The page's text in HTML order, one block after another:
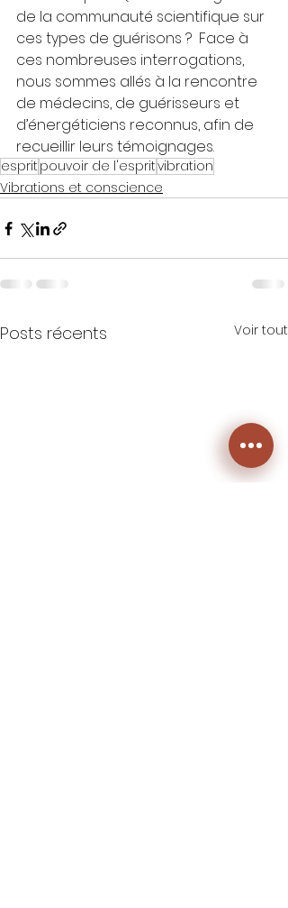
de la communauté scientifique sur
ces types de guérisons ?  Face à
ces nombreuses interrogations,
nous sommes allés à la rencontre
de médecins, de guérisseurs et
d’énergéticiens reconnus, afin de
recueillir leurs témoignages.
esprit pouvoir de l'espritvibration
Vibrations et conscience
Posts récents Voir tout